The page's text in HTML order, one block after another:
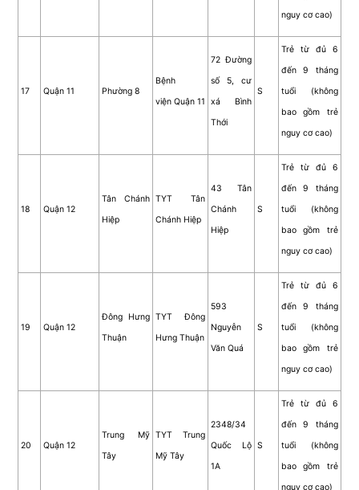
nguy cơ cao)
17 Quận 11 Phường 8
Bệnh
viện Quận 11
72 Đường
số 5, cư
xá Bình
Thới
S
Trẻ từ đủ 6
đến 9 tháng
tuổi (không
bao gồm trẻ
nguy cơ cao)
18 Quận 12
Tân Chánh
Hiệp
TYT Tân
Chánh Hiệp
43 Tân
Chánh
Hiệp
S
Trẻ từ đủ 6
đến 9 tháng
tuổi (không
bao gồm trẻ
nguy cơ cao)
19 Quận 12
Đông Hưng
Thuận
TYT Đông
Hưng Thuận
593
Nguyễn
Văn Quá
S
Trẻ từ đủ 6
đến 9 tháng
tuổi (không
bao gồm trẻ
nguy cơ cao)
20 Quận 12
Trung Mỹ
Tây
TYT Trung
Mỹ Tây
2348/34
Quốc Lộ
1A
S
Trẻ từ đủ 6
đến 9 tháng
tuổi (không
bao gồm trẻ
nguy cơ cao)